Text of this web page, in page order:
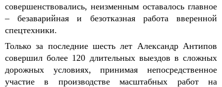
совершенствовались,неизменным оставалось главное
– безаварийная и безотказная работа вверенной
спецтехники.
Только за последние шесть лет Александр Антипов
совершил более 120 длительных выездов в сложных
дорожных условиях, принимая непосредственное
участие в производстве масштабных работ на